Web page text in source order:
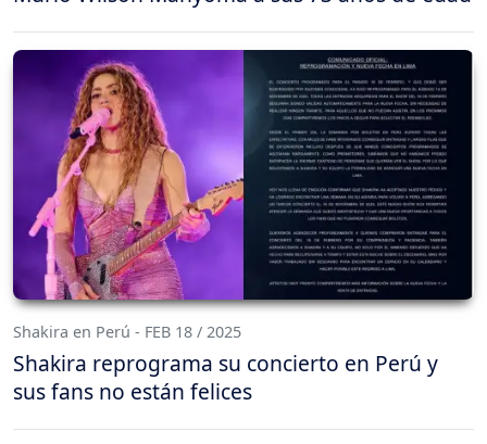
Shakira en Perú - FEB 18 / 2025
Shakira reprograma su concierto en Perú y
sus fans no están felices